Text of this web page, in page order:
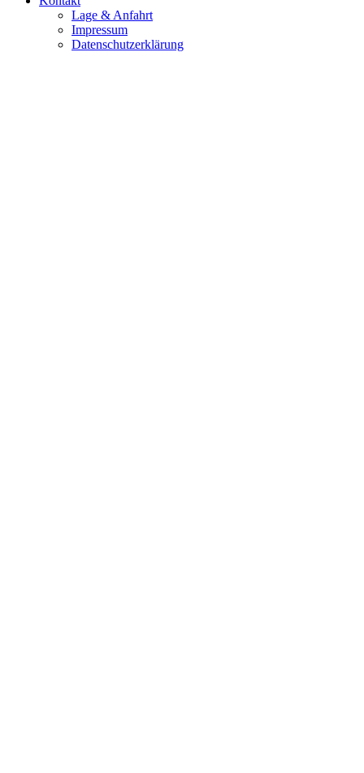
Lage & Anfahrt
Impressum
Datenschutzerklärung